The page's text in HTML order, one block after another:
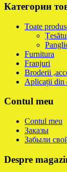
Категории
Toate
Furnitura
Franjuri
Broderii
Aplicații din
Contul meu
Contul meu
Заказы
Забыли
Despre